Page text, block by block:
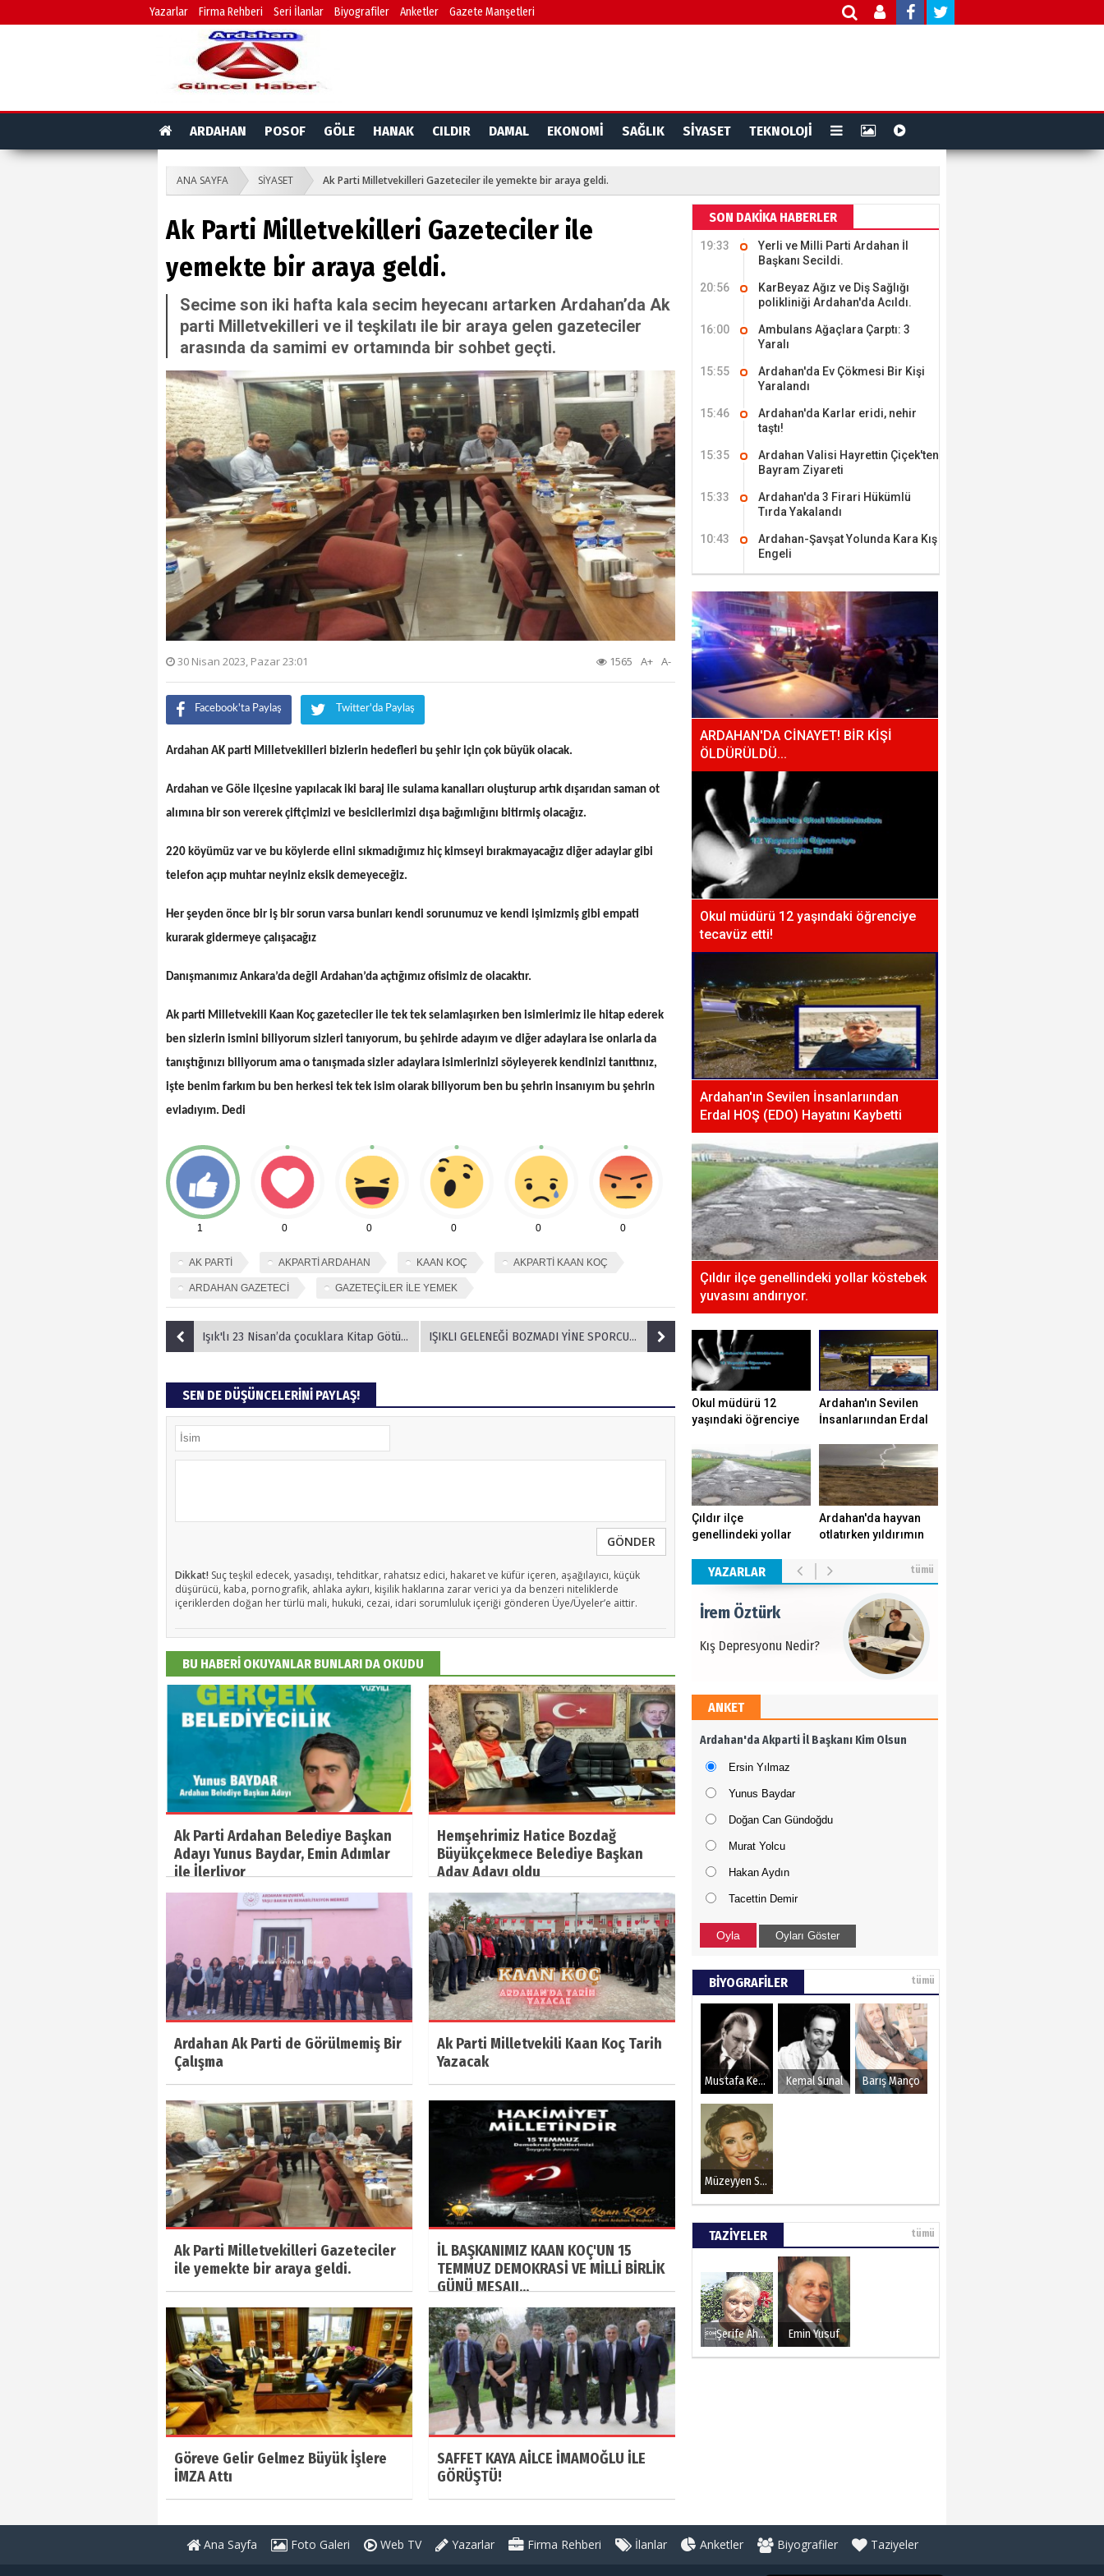
Yazarlar Firma Rehberi Seri İlanlar Biyografiler Anketler Gazete Manşetleri
ARDAHAN POSOF GÖLE HANAK CILDIR DAMAL EKONOMİ SAĞLIK SİYASET TEKNOLOJİ
ANA SAYFA SİYASET Ak Parti Milletvekilleri Gazeteciler ile yemekte bir araya geldi.
Ak Parti Milletvekilleri Gazeteciler ile
yemekte bir araya geldi.
Secime son iki hafta kala secim heyecanı artarken Ardahan’da Ak
parti Milletvekilleri ve il teşkilatı ile bir araya gelen gazeteciler
arasında da samimi ev ortamında bir sohbet geçti.
30 Nisan 2023, Pazar 23:01 A-
A+
1565
Facebook'ta Paylaş Twitter'da Paylaş
Ardahan AK parti Milletvekilleri bizlerin hedefleri bu şehir için çok büyük olacak.
Ardahan ve Göle ilçesine yapılacak iki baraj ile sulama kanalları oluşturup artık dışarıdan saman ot
alımına bir son vererek çiftçimizi ve besicilerimizi dışa bağımlığını bitirmiş olacağız.
220 köyümüz var ve bu köylerde elini sıkmadığımız hiç kimseyi bırakmayacağız diğer adaylar gibi
telefon açıp muhtar neyiniz eksik demeyeceğiz.
Her şeyden önce bir iş bir sorun varsa bunları kendi sorunumuz ve kendi işimizmiş gibi empati
kurarak gidermeye çalışacağız
Danışmanımız Ankara’da değil Ardahan’da açtığımız ofisimiz de olacaktır.
Ak parti Milletvekili Kaan Koç gazeteciler ile tek tek selamlaşırken ben isimlerimiz ile hitap ederek
ben sizlerin ismini biliyorum sizleri tanıyorum, bu şehirde adayım ve diğer adaylara ise onlarla da
tanıştığınızı biliyorum ama o tanışmada sizler adaylara isimlerinizi söyleyerek kendinizi tanıttınız,
işte benim farkım bu ben herkesi tek tek isim olarak biliyorum ben bu şehrin insanıyım bu şehrin
evladıyım. Dedi
1 0 0 0 0 0
AK PARTİ AKPARTİ ARDAHAN KAAN KOÇ AKPARTİ KAAN KOÇ
ARDAHAN GAZETECİ GAZETEÇİLER İLE YEMEK
Işık'lı 23 Nisan’da çocuklara Kitap Götürdü IŞIKLI GELENEĞİ BOZMADI YİNE SPORCUNUN YANINDA OLDU..
SEN DE DÜŞÜNCELERİNİ PAYLAŞ!
GÖNDER
Dikkat! Suç teşkil edecek, yasadışı, tehditkar, rahatsız edici, hakaret ve küfür içeren, aşağılayıcı, küçük
düşürücü, kaba, pornografik, ahlaka aykırı, kişilik haklarına zarar verici ya da benzeri niteliklerde
içeriklerden doğan her türlü mali, hukuki, cezai, idari sorumluluk içeriği gönderen Üye/Üyeler’e aittir.
BU HABERİ OKUYANLAR BUNLARI DA OKUDU
Ak Parti Ardahan Belediye Başkan
Adayı Yunus Baydar, Emin Adımlar
ile İlerliyor
Hemşehrimiz Hatice Bozdağ
Büyükçekmece Belediye Başkan
Aday Adayı oldu
Ardahan Ak Parti de Görülmemiş Bir
Çalışma
Ak Parti Milletvekili Kaan Koç Tarih
Yazacak
Ak Parti Milletvekilleri Gazeteciler
ile yemekte bir araya geldi.
İL BAŞKANIMIZ KAAN KOÇ'UN 15
TEMMUZ DEMOKRASİ VE MİLLİ BİRLİK
GÜNÜ MESAJI...
Göreve Gelir Gelmez Büyük İşlere
İMZA Attı
SAFFET KAYA AİLCE İMAMOĞLU İLE
GÖRÜŞTÜ!
SON DAKİKA HABERLER
19:33
Yerli ve Milli Parti Ardahan İl
Başkanı Secildi.
20:56
KarBeyaz Ağız ve Diş Sağlığı
polikliniği Ardahan'da Acıldı.
16:00
Ambulans Ağaçlara Çarptı: 3
Yaralı
15:55
Ardahan'da Ev Çökmesi Bir Kişi
Yaralandı
15:46
Ardahan'da Karlar eridi, nehir
taştı!
15:35
Ardahan Valisi Hayrettin Çiçek'ten
Bayram Ziyareti
15:33
Ardahan'da 3 Firari Hükümlü
Tırda Yakalandı
10:43
Ardahan-Şavşat Yolunda Kara Kış
Engeli
ARDAHAN'DA CİNAYET! BİR KİŞİ
ÖLDÜRÜLDÜ...
Okul müdürü 12 yaşındaki öğrenciye
tecavüz etti!
Ardahan'ın Sevilen İnsanlarıından
Erdal HOŞ (EDO) Hayatını Kaybetti
Çıldır ilçe genellindeki yollar köstebek
yuvasını andırıyor.
Okul müdürü 12
yaşındaki öğrenciye
Ardahan'ın Sevilen
İnsanlarıından Erdal
Çıldır ilçe
genellindeki yollar
andırıyor.
Ardahan'da hayvan
otlatırken yıldırımın
yaşamını yitirdi.
YAZARLAR tümü
Kış Depresyonu Nedir?
İrem Öztürk
Kış Depresyonu Nedir?
İrem Öztürk
Kış Depresyonu Nedir?
İrem Öztürk
ANKET
Ardahan'da Akparti İl Başkanı Kim Olsun
Ersin Yılmaz
Yunus Baydar
Doğan Can Gündoğdu
Murat Yolcu
Hakan Aydın
Tacettin Demir
Oyla Oyları Göster
BİYOGRAFİLER tümü
Mustafa Kemal Atatürk Kemal Sunal Barış Manço
Müzeyyen Senar
TAZİYELER tümü
Şerife Ahmet Emin Yusuf
Ana Sayfa Foto Galeri Web TV Yazarlar Firma Rehberi İlanlar Anketler Biyografiler Taziyeler